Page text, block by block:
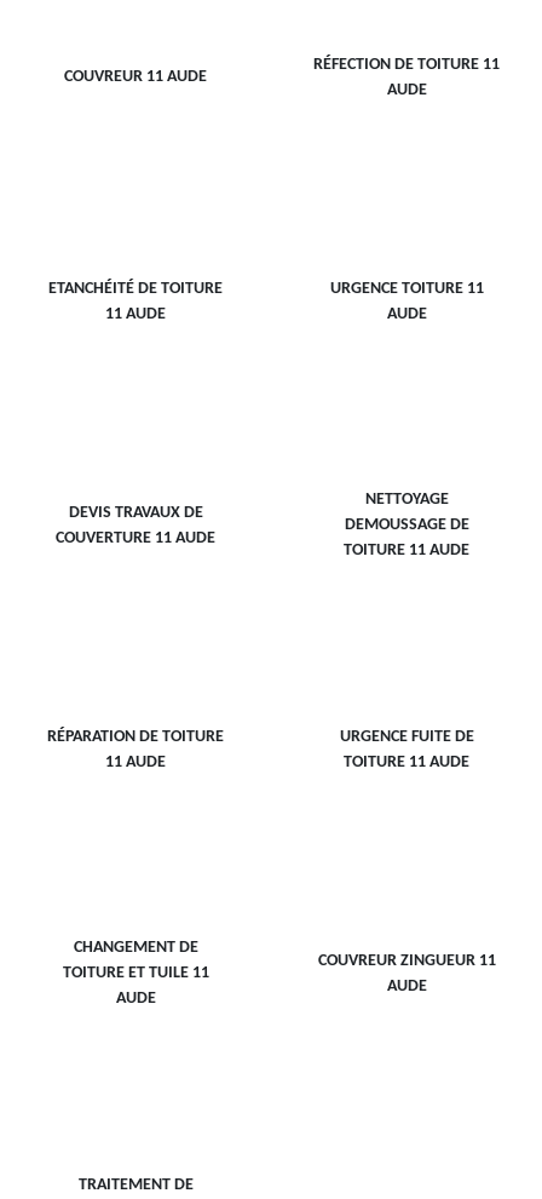
COUVREUR 11 AUDE
RÉFECTION DE TOITURE 11
AUDE
ETANCHÉITÉ DE TOITURE
11 AUDE
URGENCE TOITURE 11
AUDE
DEVIS TRAVAUX DE
COUVERTURE 11 AUDE
NETTOYAGE
DEMOUSSAGE DE
TOITURE 11 AUDE
RÉPARATION DE TOITURE
11 AUDE
URGENCE FUITE DE
TOITURE 11 AUDE
CHANGEMENT DE
TOITURE ET TUILE 11
AUDE
COUVREUR ZINGUEUR 11
AUDE
TRAITEMENT DE